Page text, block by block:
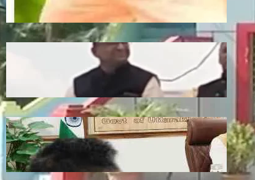
July 10, 2026 Ronit Sharma
Liquor: छत्तीसगढ़ में बीजेपी विधायक शकुंतला
पोर्ते का शराबबंदी पर बड़ा बयान, वीडियो वायरल
July 10, 2026
Water: उत्तराखंड में भूजल संरक्षण पर जोर, मुख्य
सचिव ने दिए सख्त निर्देश
Ronit Sharma